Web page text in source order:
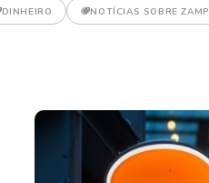
DINHEIRO NOTÍCIAS SOBRE ZAMP